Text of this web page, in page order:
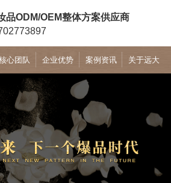
品ODM/OEM整体方案供应商
心团队 企业优势 案例资讯 关于远大